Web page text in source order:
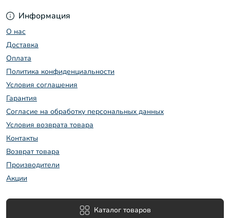
Информация
О нас
Доставка
Оплата
Политика конфиденциальности
Условия соглашения
Гарантия
Согласие на обработку персональных данных
Условия возврата товара
Контакты
Возврат товара
Производители
Акции
Каталог товаров